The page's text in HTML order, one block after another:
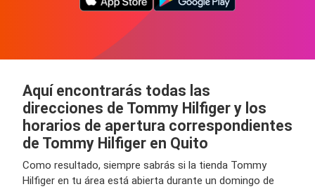
Aquí encontrarás todas las
direcciones de Tommy Hilfiger y los
horarios de apertura correspondientes
de Tommy Hilfiger en Quito
Como resultado, siempre sabrás si la tienda Tommy
Hilfiger en tu área está abierta durante un domingo de